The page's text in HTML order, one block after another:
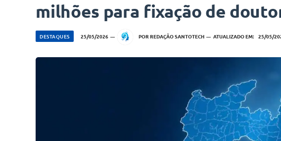
milhões para fixação de
DESTAQUES 25/05/2026 POR REDAÇÃO SANTOTECH ATUALIZADO EM: 25/05/